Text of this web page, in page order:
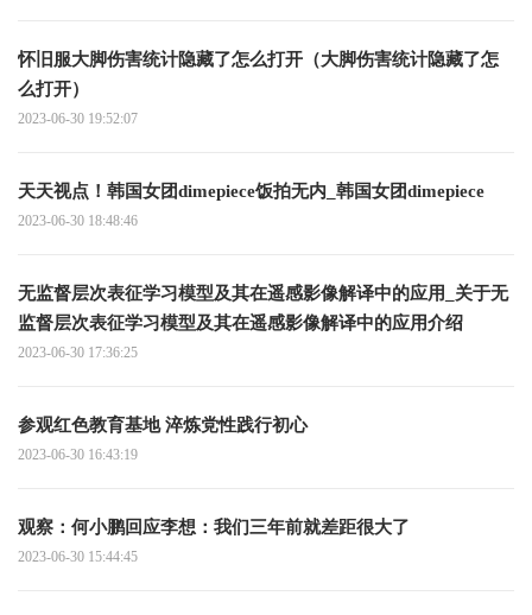
怀旧服大脚伤害统计隐藏了怎么打开（大脚伤害统计隐藏了怎
么打开）
2023-06-30 19:52:07
天天视点！韩国女团dimepiece饭拍无内_韩国女团dimepiece
2023-06-30 18:48:46
无监督层次表征学习模型及其在遥感影像解译中的应用_关于无
监督层次表征学习模型及其在遥感影像解译中的应用介绍
2023-06-30 17:36:25
参观红色教育基地 淬炼党性践行初心
2023-06-30 16:43:19
观察：何小鹏回应李想：我们三年前就差距很大了
2023-06-30 15:44:45